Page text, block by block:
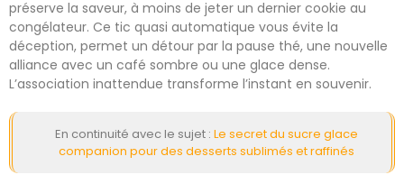
préserve la saveur, à moins de jeter un dernier cookie au
congélateur. Ce tic quasi automatique vous évite la
déception, permet un détour par la pause thé, une nouvelle
alliance avec un café sombre ou une glace dense.
L’association inattendue transforme l’instant en souvenir.
En continuité avec le sujet : Le secret du sucre glace
companion pour des desserts sublimés et raffinés